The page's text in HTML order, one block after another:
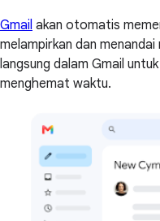
Gmail akan otomatis
melampirkan dan
langsung dalam Gmail
menghemat waktu.